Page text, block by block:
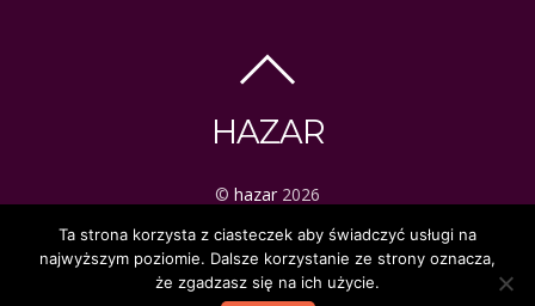
HAZAR
© hazar 2026
ezoteryka | tarot | mistyka
Ta strona korzysta z ciasteczek aby świadczyć usługi na
najwyższym poziomie. Dalsze korzystanie ze strony oznacza,
że zgadzasz się na ich użycie.